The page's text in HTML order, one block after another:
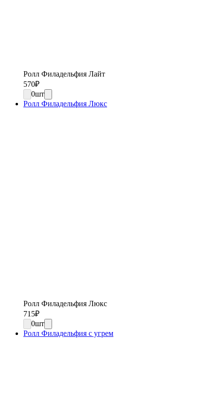
Ролл Филадельфия Лайт
570₽
0шт
Ролл Филадельфия Люкс
Ролл Филадельфия Люкс
715₽
0шт
Ролл Филадельфия с угрем